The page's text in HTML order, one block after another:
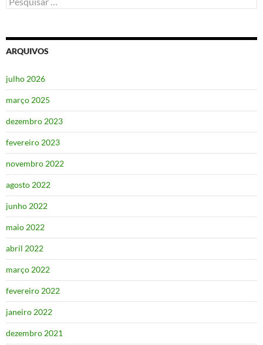
por:
ARQUIVOS
julho 2026
março 2025
dezembro 2023
fevereiro 2023
novembro 2022
agosto 2022
junho 2022
maio 2022
abril 2022
março 2022
fevereiro 2022
janeiro 2022
dezembro 2021